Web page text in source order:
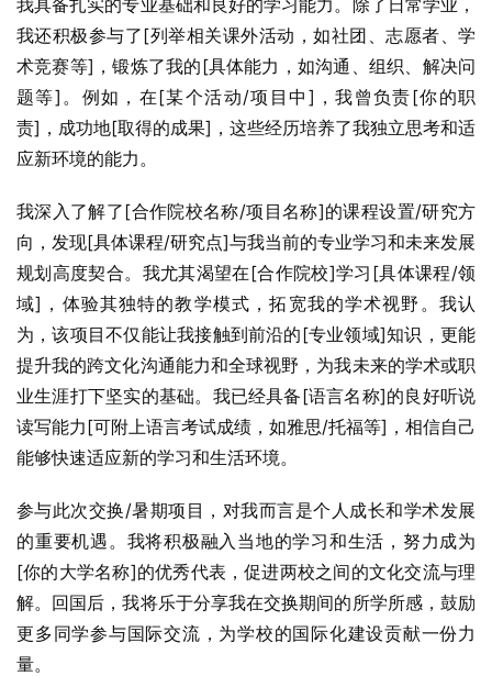
我具备扎实的专业基础和良好的学习能力。除了日常学业，
我还积极参与了[列举相关课外活动，如社团、志愿者、学
术竞赛等]，锻炼了我的[具体能力，如沟通、组织、解决问
题等]。例如，在[某个活动/项目中]，我曾负责[你的职
责]，成功地[取得的成果]，这些经历培养了我独立思考和适
应新环境的能力。
我深入了解了[合作院校名称/项目名称]的课程设置/研究方
向，发现[具体课程/研究点]与我当前的专业学习和未来发展
规划高度契合。我尤其渴望在[合作院校]学习[具体课程/领
域]，体验其独特的教学模式，拓宽我的学术视野。我认
为，该项目不仅能让我接触到前沿的[专业领域]知识，更能
提升我的跨文化沟通能力和全球视野，为我未来的学术或职
业生涯打下坚实的基础。我已经具备[语言名称]的良好听说
读写能力[可附上语言考试成绩，如雅思/托福等]，相信自己
能够快速适应新的学习和生活环境。
参与此次交换/暑期项目，对我而言是个人成长和学术发展
的重要机遇。我将积极融入当地的学习和生活，努力成为
[你的大学名称]的优秀代表，促进两校之间的文化交流与理
解。回国后，我将乐于分享我在交换期间的所学所感，鼓励
更多同学参与国际交流，为学校的国际化建设贡献一份力
量。